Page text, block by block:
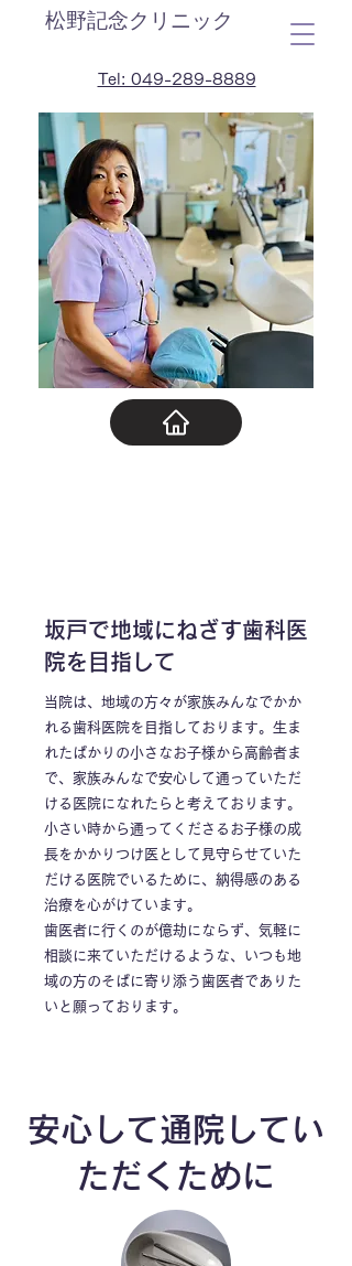
松野記念クリニック
Tel: 049-289-8889
坂戸で​地域にねざす歯科医
院を目指して
当院は、地域の方々が家族みんなでかか
れる歯科医院を目指しております。生ま
れたばかりの小さなお子様から高齢者ま
で、家族みんなで安心して通っていただ
ける医院になれたらと考えております。
小さい時から通ってくださるお子様の成
長をかかりつけ医として見守らせていた
だける医院でいるために、​納得感のある
治療を心がけています。
歯医者に行くのが億劫にならず、気軽に
相談に来ていただけるような、いつも地
域の方のそばに寄り添う歯医者でありた
いと願っております。
​安心して通院してい
ただくために